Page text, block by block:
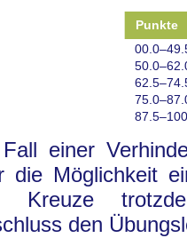
Punkte
einer
die Möglichkeit
Kreuze
den